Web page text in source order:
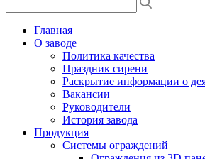
Главная
О заводе
Политика качества
Праздник сирени
Раскрытие информации о
Вакансии
Руководители
История завода
Продукция
Системы ограждений